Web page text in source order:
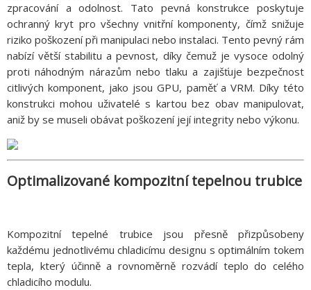
zpracování a odolnost. Tato pevná konstrukce poskytuje
ochranný kryt pro všechny vnitřní komponenty, čímž snižuje
riziko poškození při manipulaci nebo instalaci. Tento pevný rám
nabízí větší stabilitu a pevnost, díky čemuž je vysoce odolný
proti náhodným nárazům nebo tlaku a zajišťuje bezpečnost
citlivých komponent, jako jsou GPU, paměť a VRM. Díky této
konstrukci mohou uživatelé s kartou bez obav manipulovat,
aniž by se museli obávat poškození její integrity nebo výkonu.
Optimalizované kompozitní tepelnou trubice
Kompozitní tepelné trubice jsou přesně přizpůsobeny
každému jednotlivému chladicímu designu s optimálním tokem
tepla, který účinně a rovnoměrně rozvádí teplo do celého
chladicího modulu.